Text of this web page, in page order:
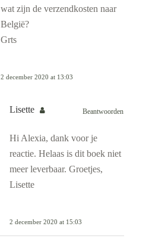
wat zijn de verzendkosten naar
België?
Grts
2 december 2020 at 13:03
Lisette Beantwoorden
Hi Alexia, dank voor je
reactie. Helaas is dit boek niet
meer leverbaar. Groetjes,
Lisette
2 december 2020 at 15:03